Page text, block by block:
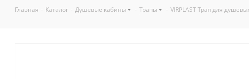
Главная - Каталог - Душевые кабины - Трапы - VIRPLAST Трап для